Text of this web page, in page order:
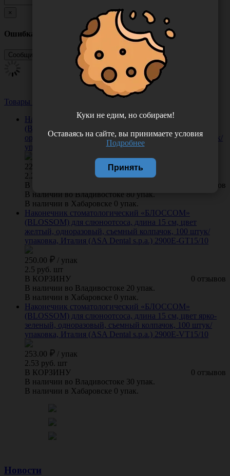
×
Ошибка
Товары из этой категории
Наконечник стоматологический «БЛОССОМ»
(BLOSSOM) для слюноотсоса, длина 15 см, цвет
оранжевый, одноразовый, съемный колпачок, 100 штук/
упаковка, Италия (ASA Dental s.p.a.) 2900E-OT15/10
228.00
2.28 руб. шт
0 отзывов
В КОРЗИНУ
В наличии во Владивостоке 80 упак.
В наличии в Хабаровске 0 упак.
Наконечник стоматологический «БЛОССОМ»
(BLOSSOM) для слюноотсоса, длина 15 см, цвет
желтый, одноразовый, съемный колпачок, 100 штук/
упаковка, Италия (ASA Dental s.p.a.) 2900E-GT15/10
250.00 / упак
2.5 руб. шт
0 отзывов
В КОРЗИНУ
В наличии во Владивостоке 20 упак.
В наличии в Хабаровске 0 упак.
Наконечник стоматологический «БЛОССОМ»
(BLOSSOM) для слюноотсоса, длина 15 см, цвет ярко-
зеленый, одноразовый, съемный колпачок, 100 штук/
упаковка, Италия (ASA Dental s.p.a.) 2900E-VT15/10
253.00 / упак
2.53 руб. шт
0 отзывов
В КОРЗИНУ
В наличии во Владивостоке 30 упак.
В наличии в Хабаровске 0 упак.
Новости
Куки не едим, но собираем!
Оставаясь на сайте, вы принимаете условия
Подробнее
Принять